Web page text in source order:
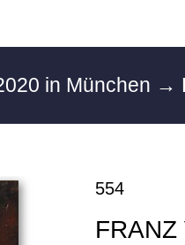
in München →
554
FRANZ